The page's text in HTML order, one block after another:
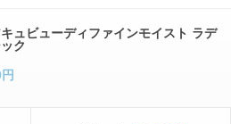
ュビューディファインモイスト ラデ
ク